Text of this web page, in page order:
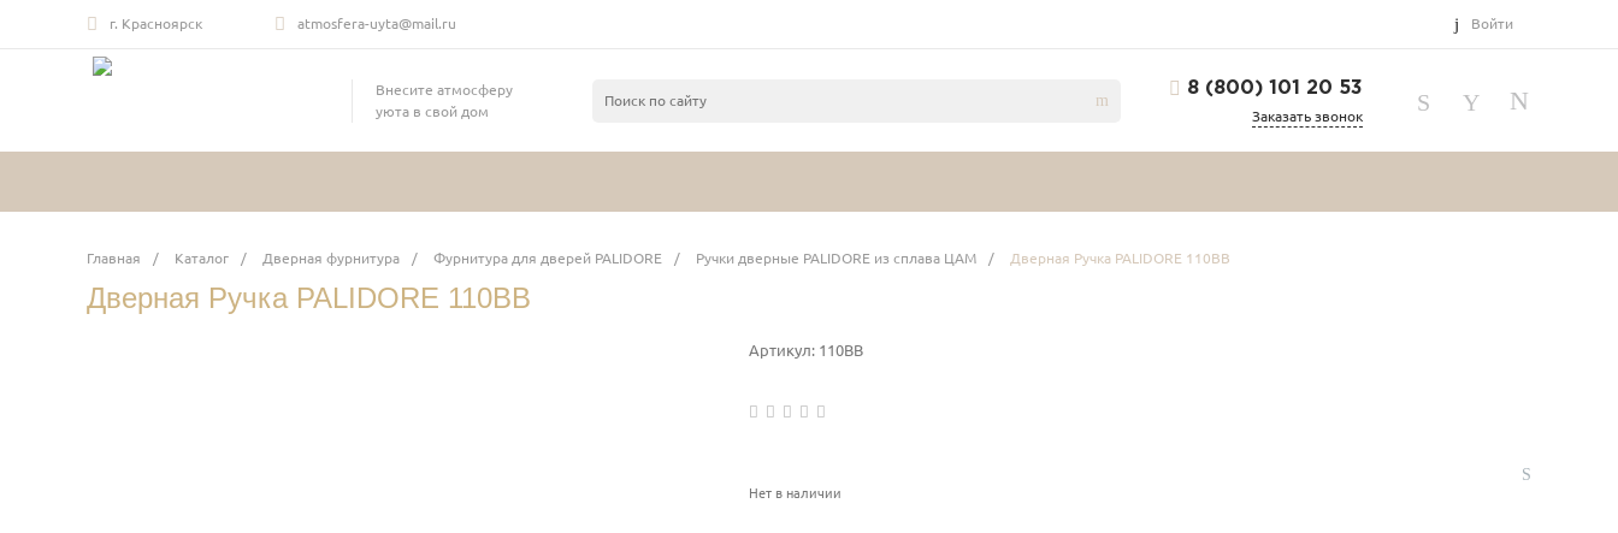
г. Красноярск atmosfera-uyta@mail.ru Войти
Внесите атмосферу
уюта в свой дом
8 (800) 101 20 53
Заказать звонок
Главная / Каталог / Дверная фурнитура / Фурнитура для дверей PALIDORE / Ручки дверные PALIDORE из сплава ЦАМ / Дверная Ручка PALIDORE 110BB
Дверная Ручка PALIDORE 110BB
Артикул: 110BB
Нет в наличии